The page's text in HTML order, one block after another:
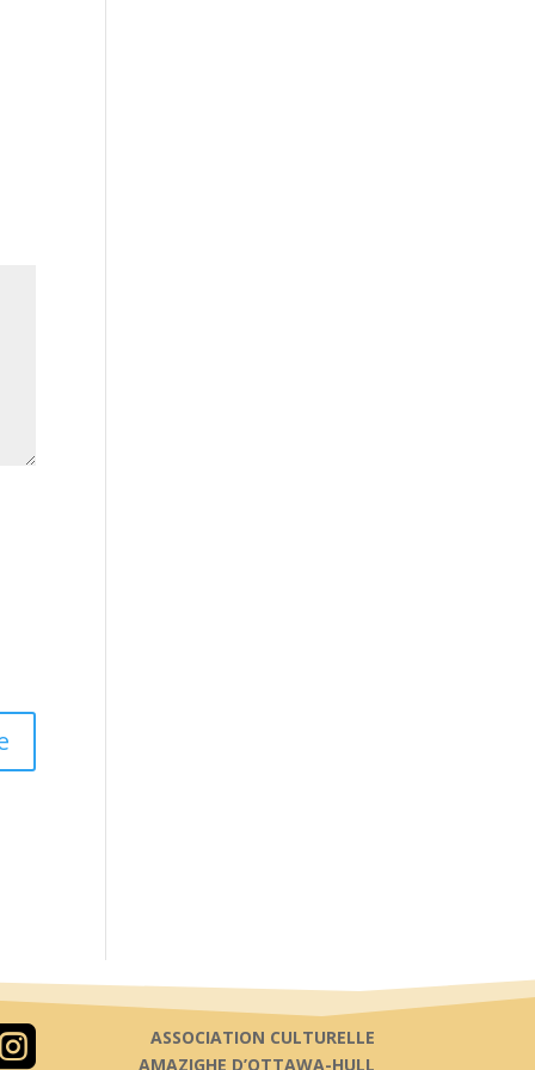
ASSOCIATION CULTURELLE
AMAZIGHE D’OTTAWA-HULL